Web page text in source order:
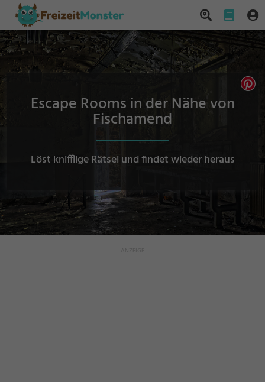
Escape Rooms in der Nähe von
Fischamend
Löst knifflige Rätsel und findet wieder heraus